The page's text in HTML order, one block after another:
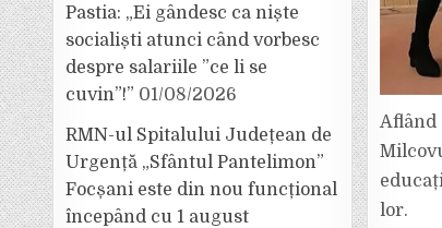
Aflând
lor.
Pastia: „Ei gândesc ca niște
socialiști atunci când vorbesc
despre salariile ”ce li se
cuvin”!” 01/08/2026
RMN-ul Spitalului Județean de
Urgență „Sfântul Pantelimon”
Focșani este din nou funcțional
începând cu 1 august